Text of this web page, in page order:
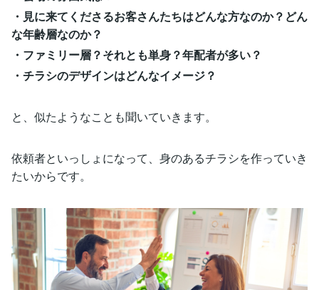
・見に来てくださるお客さんたちはどんな方なのか？どん
な年齢層なのか？
・ファミリー層？それとも単身？年配者が多い？
・チラシのデザインはどんなイメージ？
と、似たようなことも聞いていきます。
依頼者といっしょになって、身のあるチラシを作っていき
たいからです。